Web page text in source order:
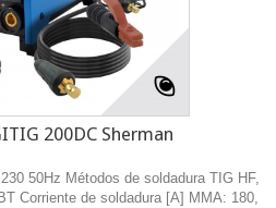
200DC Sherman
50Hz Métodos de soldadura TIG HF,
Corriente de soldadura [A] MMA: 180,